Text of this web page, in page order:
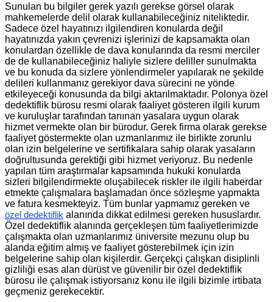
Sunulan bu bilgiler gerek yazılı gerekse görsel olarak
mahkemelerde delil olarak kullanabileceğiniz niteliktedir.
Sadece özel hayatınızı ilgilendiren konularda değil
hayatınızda yakın çevrenizi işlerinizi de kapsamakta olan
konulardan özellikle de dava konularında da resmi merciler
de de kullanabileceğiniz haliyle sizlere deliller sunulmakta
ve bu konuda da sizlere yönlendirmeler yapılarak ne şekilde
delileri kullanmanız gerekiyor dava sürecini ne yönde
etkileyeceği konusunda da bilgi aktarılmaktadır. Polonya özel
dedektiflik bürosu resmi olarak faaliyet gösteren ilgili kurum
ve kuruluşlar tarafından tanınan yasalara uygun olarak
hizmet vermekte olan bir bürodur. Gerek firma olarak gerekse
faaliyet göstermekte olan uzmanlarımız ile birlikte zorunlu
olan izin belgelerine ve sertifikalara sahip olarak yasaların
doğrultusunda gerektiği gibi hizmet veriyoruz. Bu nedenle
yapılan tüm araştırmalar kapsamında hukuki konularda
sizleri bilgilendirmekte oluşabilecek riskler ile ilgili haberdar
etmekte çalışmalara başlamadan önce sözleşme yapmakta
ve fatura kesmekteyiz. Tüm bunlar yapmamız gereken ve
özel dedektiflik alanında dikkat edilmesi gereken hususlardır.
Özel dedektiflik alanında gerçekleşen tüm faaliyetlerimizde
çalışmakta olan uzmanlarımız üniversite mezunu olup bu
alanda eğitim almış ve faaliyet gösterebilmek için izin
belgelerine sahip olan kişilerdir. Gerçekçi çalışkan disiplinli
gizliliği esas alan dürüst ve güvenilir bir özel dedektiflik
bürosu ile çalışmak istiyorsanız konu ile ilgili bizimle irtibata
geçmeniz gerekecektir.